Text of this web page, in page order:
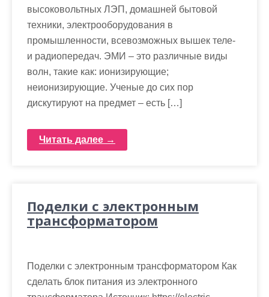
высоковольтных ЛЭП, домашней бытовой
техники, электрооборудования в
промышленности, всевозможных вышек теле-
и радиопередач. ЭМИ – это различные виды
волн, такие как: ионизирующие;
неионизирующие. Ученые до сих пор
дискутируют на предмет – есть […]
Читать далее →
Поделки с электронным
трансформатором
Поделки с электронным трансформатором Как
сделать блок питания из электронного